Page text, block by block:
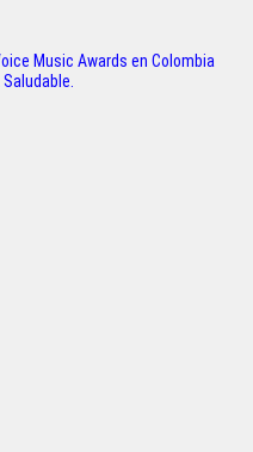
Music Awards en Colombia